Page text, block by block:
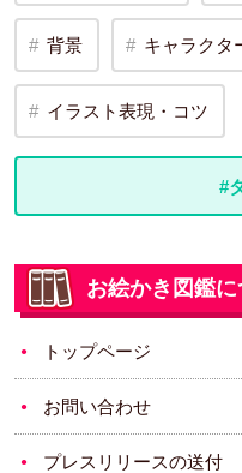
背景 キャラクタ
イラスト表現・コツ
#
お絵かき図鑑に
トップページ
お問い合わせ
プレスリリースの送付